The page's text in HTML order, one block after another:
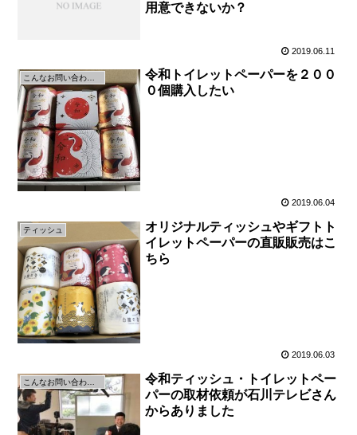
用意できないか？
2019.06.11
こんなお問い合わせがきます
令和トイレットペーパーを２００
０個購入したい
2019.06.04
ティッシュ
オリジナルティッシュやギフトト
イレットペーパーの直販販売はこ
ちら
2019.06.03
こんなお問い合わせがきます
令和ティッシュ・トイレットペー
パーの取材依頼が石川テレビさん
からありました